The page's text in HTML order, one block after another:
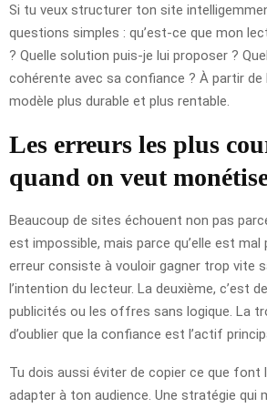
Si tu veux structurer ton site
questions simples : qu’est-ce que mon
? Quelle solution puis-je lui proposer ?
cohérente avec sa confiance ? À partir
modèle plus durable et plus rentable.
Les erreurs les plus
quand on veut
Beaucoup de sites échouent non pas
est impossible, mais parce qu’elle est mal
erreur consiste à vouloir gagner trop vite
l’intention du lecteur. La deuxième, c’est
publicités ou les offres sans logique. La
d’oublier que la confiance est l’actif
Tu dois aussi éviter de copier ce que font
adapter à ton audience. Une stratégie qui